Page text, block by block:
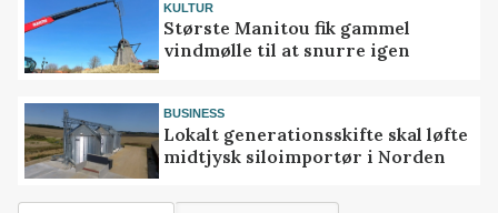
KULTUR
Største Manitou fik gammel
vindmølle til at snurre igen
BUSINESS
Lokalt generationsskifte skal løfte
midtjysk siloimportør i Norden